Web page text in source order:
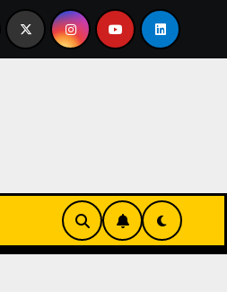
El primer tour de la India Chiquitina